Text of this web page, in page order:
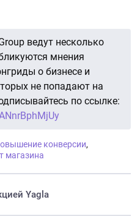
ведут несколько
мнения
о бизнесе и
не попадают на
по ссылке:
конверсии,
магазина
Yagla